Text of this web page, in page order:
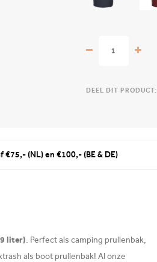
DEEL DIT PRODUCT:
€75,- (NL) en €100,- (BE & DE)
liter). Perfect als camping prullenbak,
als boot prullenbak! Al onze